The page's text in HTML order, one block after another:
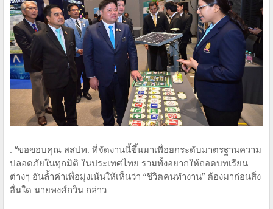
. “ขอขอบคุณ สสปท. ที่จัดงานนี้ขึ้นมาเพื่อยกระดับมาตรฐานความ
ปลอดภัยในทุกมิติ ในประเทศไทย รวมทั้งอยากให้ถอดบทเรียน
ต่างๆ อันล้ำค่าเพื่อมุ่งเน้นให้เห็นว่า “ชีวิตคนทำงาน” ต้องมาก่อนสิ่ง
อื่นใด นายพงศ์กวิน กล่าว